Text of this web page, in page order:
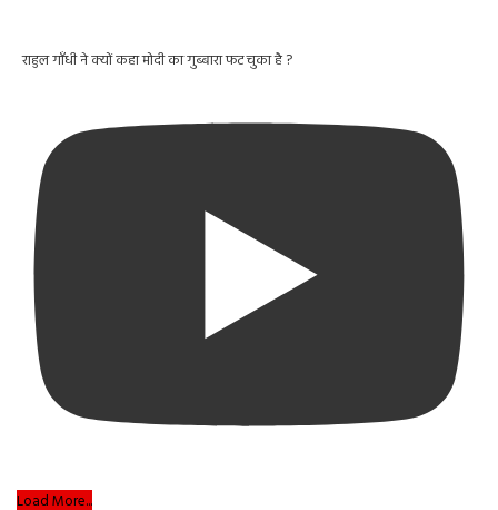
राहुल गाँधी ने क्यों कहा मोदी का गुब्बारा फट चुका है ?
Load More...